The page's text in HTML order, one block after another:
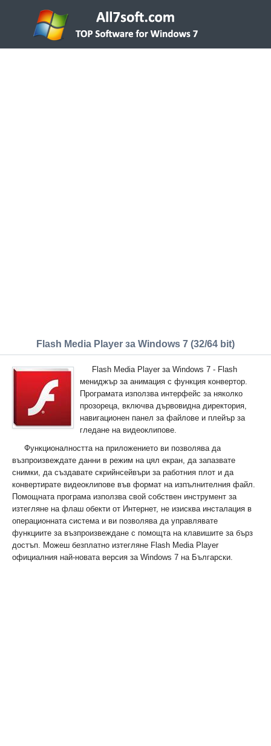
Flash Media Player за Windows 7 (32/64 bit)
Flash Media Player за Windows 7 - Flash
мениджър за анимация с функция конвертор.
Програмата използва интерфейс за няколко
прозореца, включва дървовидна директория,
навигационен панел за файлове и плейър за
гледане на видеоклипове.
Функционалността на приложението ви позволява да
възпроизвеждате данни в режим на цял екран, да запазвате
снимки, да създавате скрийнсейвъри за работния плот и да
конвертирате видеоклипове във формат на изпълнителния файл.
Помощната програма използва свой собствен инструмент за
изтегляне на флаш обекти от Интернет, не изисква инсталация в
операционната система и ви позволява да управлявате
функциите за възпроизвеждане с помощта на клавишите за бърз
достъп. Можеш безплатно изтегляне Flash Media Player
официалния най-новата версия за Windows 7 на Български.